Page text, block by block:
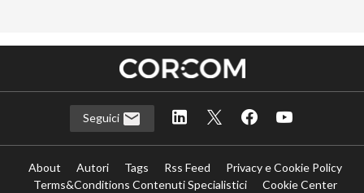
Seguici
About Autori Tags Rss Feed
Privacy e Cookie Policy
Terms&Conditions Contenuti Specialistici
Cookie Center